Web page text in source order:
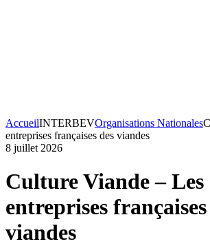
AccueilINTERBEVOrganisations Nationales
entreprises françaises des viandes
8 juillet 2026
Culture Viande – Les
entreprises françaises
viandes